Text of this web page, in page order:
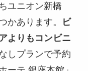
ユニオン新橋
かあります。
ビ
よりもコンビニ
しプランで予約